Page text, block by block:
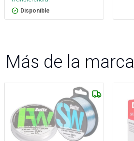
Disponible
Más de la marca